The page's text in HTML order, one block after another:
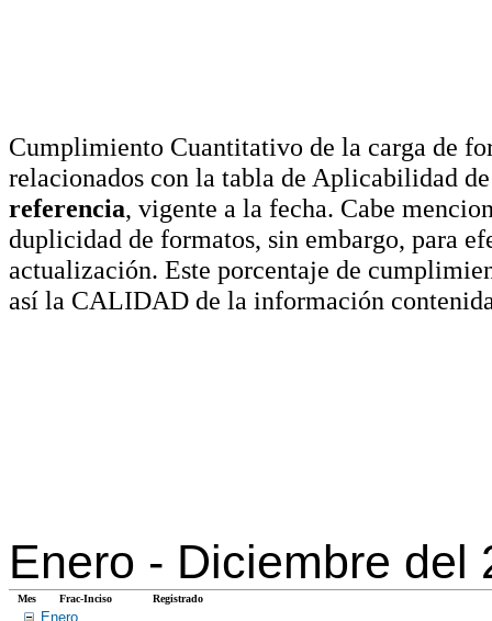
Cumplimiento Cuantitativo de la carga de
relacionados con la tabla de Aplicabilidad
referencia, vigente a la fecha. Cabe
duplicidad de formatos, sin embargo, para
actualización. Este porcentaje de
así la CALIDAD de la información
Enero - Diciembre del
Mes Frac-Inciso Registrado
Enero